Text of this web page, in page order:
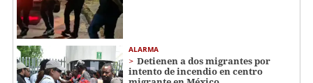
ALARMA
Detienen a dos migrantes por
intento de incendio en centro